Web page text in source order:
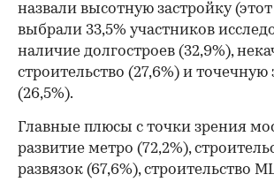
назвали высотную застройку
выбрали 33,5% участников
наличие долгостроев (32,9%),
строительство (27,6%) и точечную
(26,5%).
Главные плюсы с точки зрения
развитие метро (72,2%),
развязок (67,6%), строительство